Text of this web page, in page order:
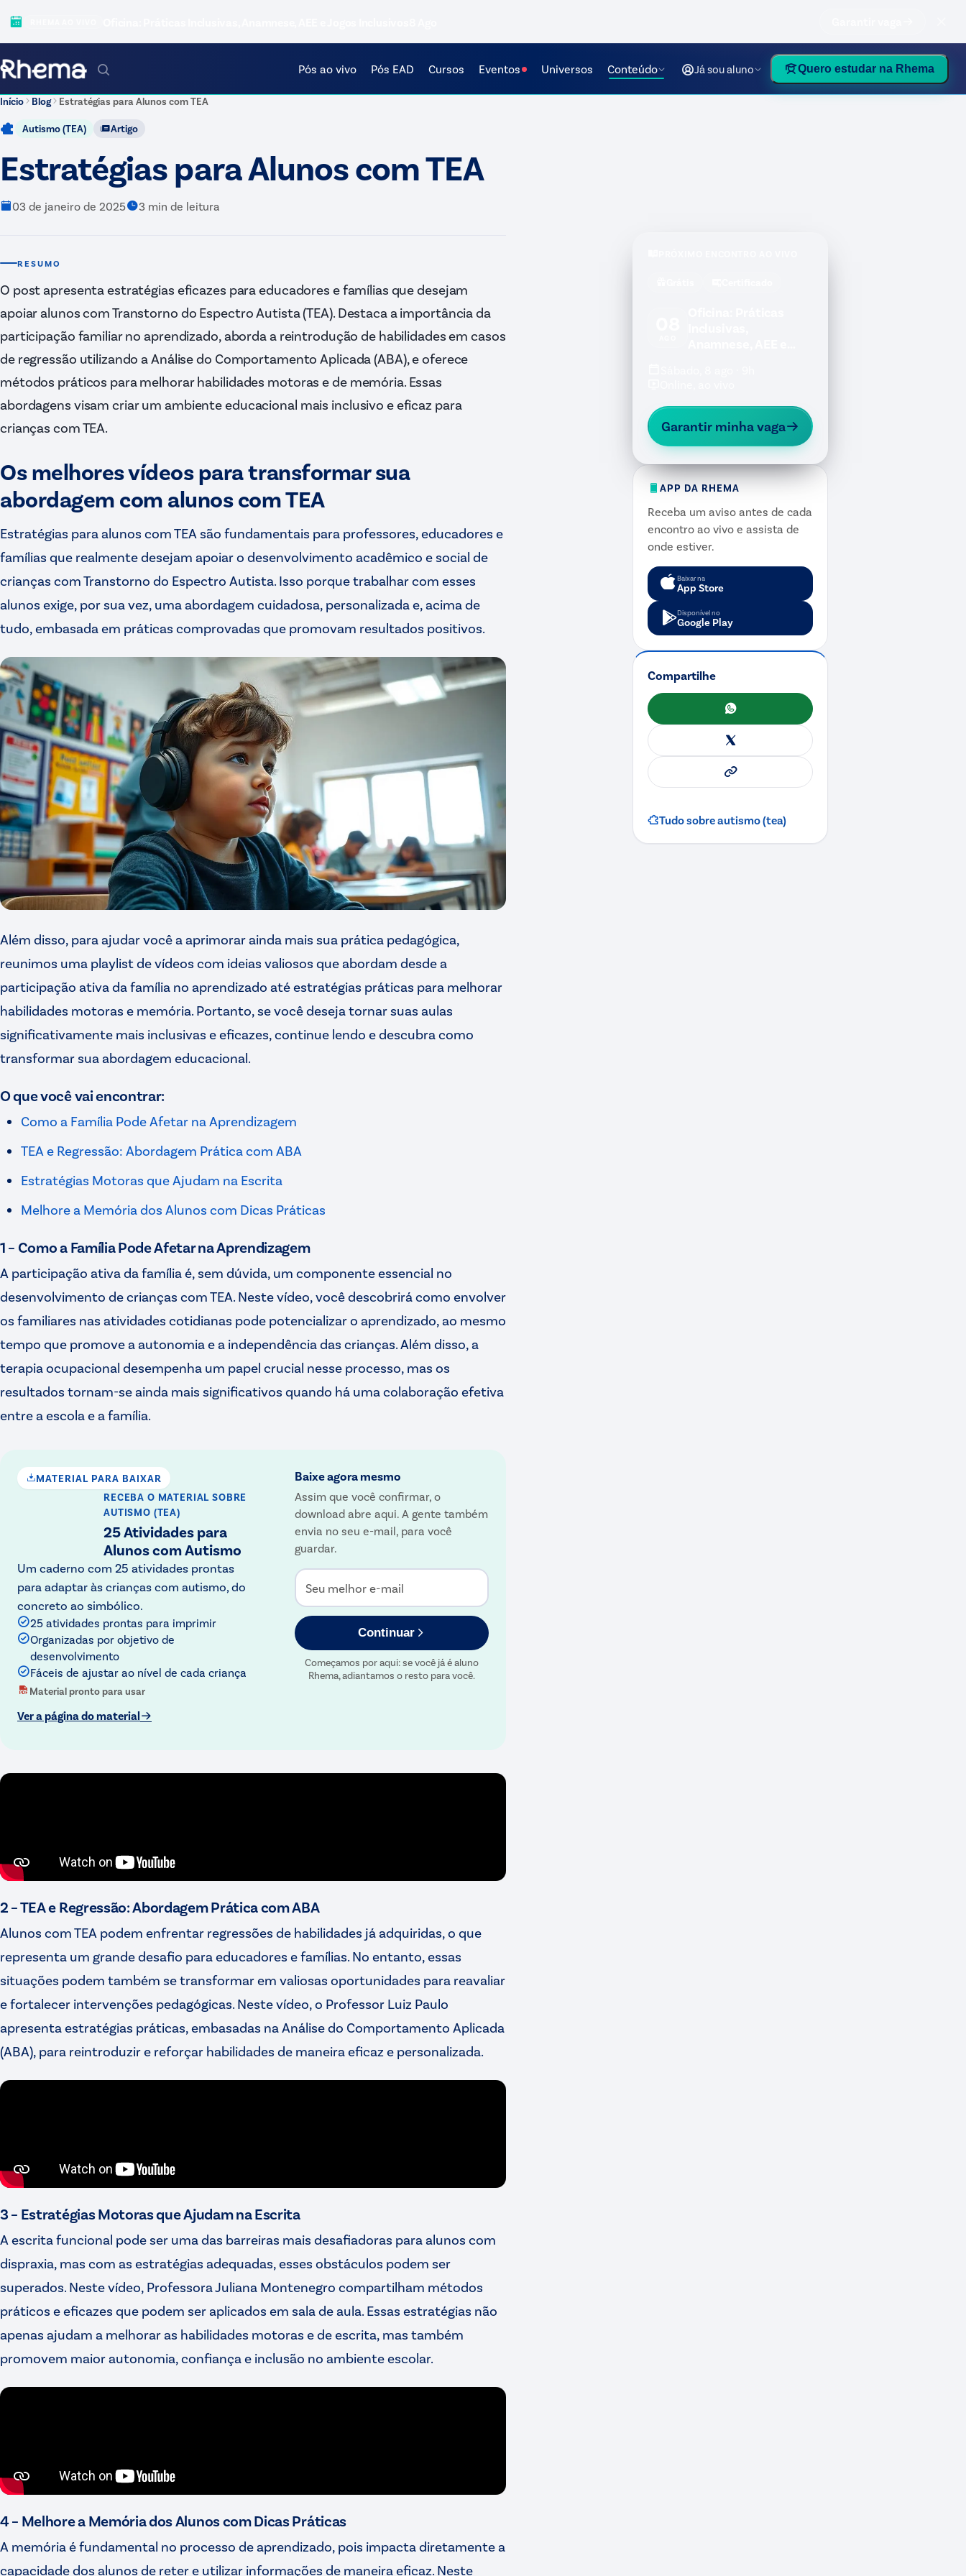
Pós ao vivo Pós EAD Cursos Eventos Universos Conteúdo Já sou aluno Quero estudar na Rhema
Início Blog Estratégias para Alunos com TEA
Autismo (TEA) Artigo
Estratégias para Alunos com TEA
03 de janeiro de 2025 3 min de leitura
RESUMO
O post apresenta estratégias eficazes para educadores e famílias que desejam
apoiar alunos com Transtorno do Espectro Autista (TEA). Destaca a importância da
participação familiar no aprendizado, aborda a reintrodução de habilidades em casos
de regressão utilizando a Análise do Comportamento Aplicada (ABA), e oferece
métodos práticos para melhorar habilidades motoras e de memória. Essas
abordagens visam criar um ambiente educacional mais inclusivo e eficaz para
crianças com TEA.
Os melhores vídeos para transformar sua
abordagem com alunos com TEA
Estratégias para alunos com TEA são fundamentais para professores, educadores e
famílias que realmente desejam apoiar o desenvolvimento acadêmico e social de
crianças com Transtorno do Espectro Autista. Isso porque trabalhar com esses
alunos exige, por sua vez, uma abordagem cuidadosa, personalizada e, acima de
tudo, embasada em práticas comprovadas que promovam resultados positivos.
Além disso, para ajudar você a aprimorar ainda mais sua prática pedagógica,
reunimos uma playlist de vídeos com ideias valiosos que abordam desde a
participação ativa da família no aprendizado até estratégias práticas para melhorar
habilidades motoras e memória. Portanto, se você deseja tornar suas aulas
significativamente mais inclusivas e eficazes, continue lendo e descubra como
transformar sua abordagem educacional.
O que você vai encontrar:
Como a Família Pode Afetar na Aprendizagem
TEA e Regressão: Abordagem Prática com ABA
Estratégias Motoras que Ajudam na Escrita
Melhore a Memória dos Alunos com Dicas Práticas
1 – Como a Família Pode Afetar na Aprendizagem
A participação ativa da família é, sem dúvida, um componente essencial no
desenvolvimento de crianças com TEA. Neste vídeo, você descobrirá como envolver
os familiares nas atividades cotidianas pode potencializar o aprendizado, ao mesmo
tempo que promove a autonomia e a independência das crianças. Além disso, a
terapia ocupacional desempenha um papel crucial nesse processo, mas os
resultados tornam-se ainda mais significativos quando há uma colaboração efetiva
entre a escola e a família.
MATERIAL PARA BAIXAR
RECEBA O MATERIAL SOBRE
AUTISMO (TEA)
25 Atividades para
Alunos com Autismo
Um caderno com 25 atividades prontas
para adaptar às crianças com autismo, do
concreto ao simbólico.
25 atividades prontas para imprimir
Organizadas por objetivo de
desenvolvimento
Fáceis de ajustar ao nível de cada criança
Material pronto para usar
Ver a página do material
Baixe agora mesmo
Assim que você confirmar, o
download abre aqui. A gente também
envia no seu e-mail, para você
guardar.
Seu melhor e-mail
Continuar
Começamos por aqui: se você já é aluno
Rhema, adiantamos o resto para você.
2 – TEA e Regressão: Abordagem Prática com ABA
Alunos com TEA podem enfrentar regressões de habilidades já adquiridas, o que
representa um grande desafio para educadores e famílias. No entanto, essas
situações podem também se transformar em valiosas oportunidades para reavaliar
e fortalecer intervenções pedagógicas. Neste vídeo, o Professor Luiz Paulo
apresenta estratégias práticas, embasadas na Análise do Comportamento Aplicada
(ABA), para reintroduzir e reforçar habilidades de maneira eficaz e personalizada.
3 – Estratégias Motoras que Ajudam na Escrita
A escrita funcional pode ser uma das barreiras mais desafiadoras para alunos com
dispraxia, mas com as estratégias adequadas, esses obstáculos podem ser
superados. Neste vídeo, Professora Juliana Montenegro compartilham métodos
práticos e eficazes que podem ser aplicados em sala de aula. Essas estratégias não
apenas ajudam a melhorar as habilidades motoras e de escrita, mas também
promovem maior autonomia, confiança e inclusão no ambiente escolar.
4 – Melhore a Memória dos Alunos com Dicas Práticas
A memória é fundamental no processo de aprendizado, pois impacta diretamente a
capacidade dos alunos de reter e utilizar informações de maneira eficaz. Neste
Garantir minha vaga
APP DA RHEMA
Receba um aviso antes de cada
encontro ao vivo e assista de
onde estiver.
Baixar na
App Store
Disponível no
Google Play
Compartilhe
WhatsApp
X
Copiar link
Tudo sobreautismo (tea)